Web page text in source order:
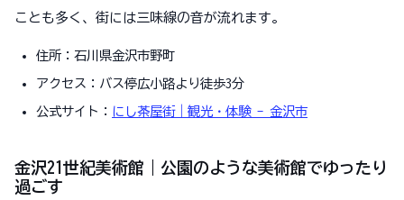
ことも多く、街には三味線の音が流れます。
住所：石川県金沢市野町
アクセス：バス停広小路より徒歩3分
公式サイト： にし茶屋街｜観光・体験 - 金沢市
金沢21世紀美術館｜公園のような美術館でゆったり
過ごす